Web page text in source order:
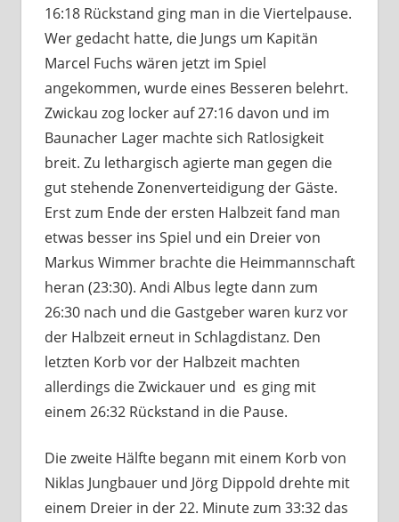
16:18 Rückstand ging man in die Viertelpause.
Wer gedacht hatte, die Jungs um Kapitän
Marcel Fuchs wären jetzt im Spiel
angekommen, wurde eines Besseren belehrt.
Zwickau zog locker auf 27:16 davon und im
Baunacher Lager machte sich Ratlosigkeit
breit. Zu lethargisch agierte man gegen die
gut stehende Zonenverteidigung der Gäste.
Erst zum Ende der ersten Halbzeit fand man
etwas besser ins Spiel und ein Dreier von
Markus Wimmer brachte die Heimmannschaft
heran (23:30). Andi Albus legte dann zum
26:30 nach und die Gastgeber waren kurz vor
der Halbzeit erneut in Schlagdistanz. Den
letzten Korb vor der Halbzeit machten
allerdings die Zwickauer und es ging mit
einem 26:32 Rückstand in die Pause.
Die zweite Hälfte begann mit einem Korb von
Niklas Jungbauer und Jörg Dippold drehte mit
einem Dreier in der 22. Minute zum 33:32 das